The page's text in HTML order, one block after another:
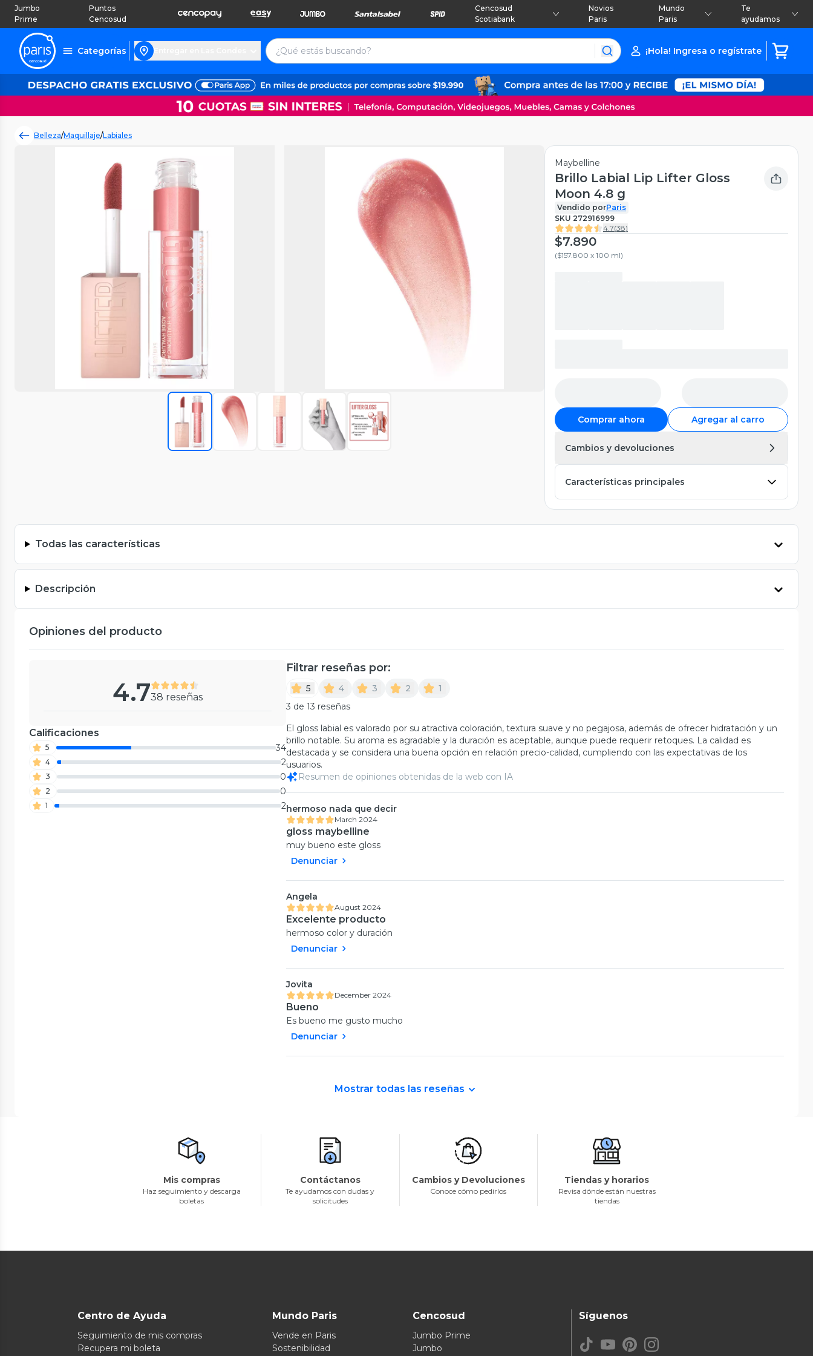
Jumbo
Prime
Puntos
Cencosud
Cencosud
Scotiabank
Novios
Paris
Mundo
Paris
Te
ayudamos
Categorías ¡Hola! Ingresa o regístrate
Belleza/Maquillaje/Labiales
Maybelline
Brillo Labial Lip Lifter Gloss
Moon 4.8 g
Vendido porParis
SKU 272916999
4.7(38)
$7.890
($157.800 x 100 ml)
Comprar ahora Agregar al carro
Cambios y devoluciones
Características principales
Todas las características
Descripción
Opiniones del producto
4.738 reseñas
Calificaciones
5 34
4 2
3 0
2 0
1 2
Filtrar reseñas por:
5 4 3 2
1
3 de 13 reseñas
El gloss labial es valorado por su atractiva coloración, textura suave y no pegajosa, además de ofrecer hidratación y un
brillo notable. Su aroma es agradable y la duración es aceptable, aunque puede requerir retoques. La calidad es
destacada y se considera una buena opción en relación precio-calidad, cumpliendo con las expectativas de los
usuarios.
Resumen de opiniones obtenidas de la web con IA
hermoso nada que decir
March 2024
gloss maybelline
muy bueno este gloss
Denunciar
Angela
August 2024
Excelente producto
hermoso color y duración
Denunciar
Jovita
December 2024
Bueno
Es bueno me gusto mucho
Denunciar
Mostrar todas las reseñas
Mis compras
Haz seguimiento y descarga
boletas
Contáctanos
Te ayudamos con dudas y
solicitudes
Cambios y Devoluciones
Conoce cómo pedirlos
Tiendas y horarios
Revisa dónde están nuestras
tiendas
Centro de Ayuda
Seguimiento de mis compras
Recupera mi boleta
Mundo Paris
Vende en Paris
Sostenibilidad
Cencosud
Jumbo Prime
Jumbo
Síguenos